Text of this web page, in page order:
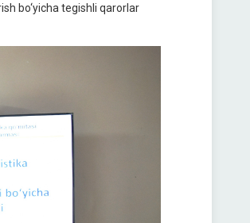
bo‘yicha tegishli qarorlar